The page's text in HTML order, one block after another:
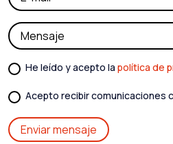
He leído y acepto la política de
Acepto recibir comunicaciones